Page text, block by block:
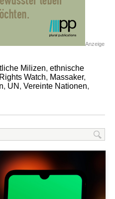
Anzeige
Milizen, ethnische
Watch, Massaker,
, UN , Vereinte Nationen,